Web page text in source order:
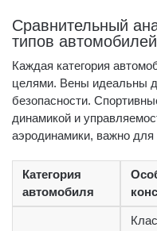
Сравнительный
типов автомобилей
Каждая категория
целями. Вены идеальны
безопасности.
динамикой и
аэродинамики, важно для
Категория
автомобиля